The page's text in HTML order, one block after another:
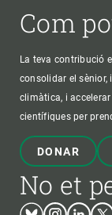
Com
La teva contribució
consolidar el sènior,
climàtica, i
científiques per
DONAR
No et
BlueskyInstagram
Linkedin